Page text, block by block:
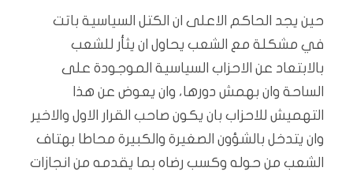
حين يجد الحاكم الاعلى ان الكتل السياسية باتت
في مشكلة مع الشعب يحاول ان يثأر للشعب
بالابتعاد عن الاحزاب السياسية الموجودة على
الساحة وان بهمش دورها، وان يعوض عن هذا
التهميش للاحزاب بان يكون صاحب القرار الاول والاخير
وان يتدخل بالشؤون الصغيرة والكبيرة محاطا بهتاف
الشعب من حوله وكسب رضاه بما يقدمه من انجازات